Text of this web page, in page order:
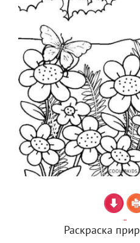
Раскраска